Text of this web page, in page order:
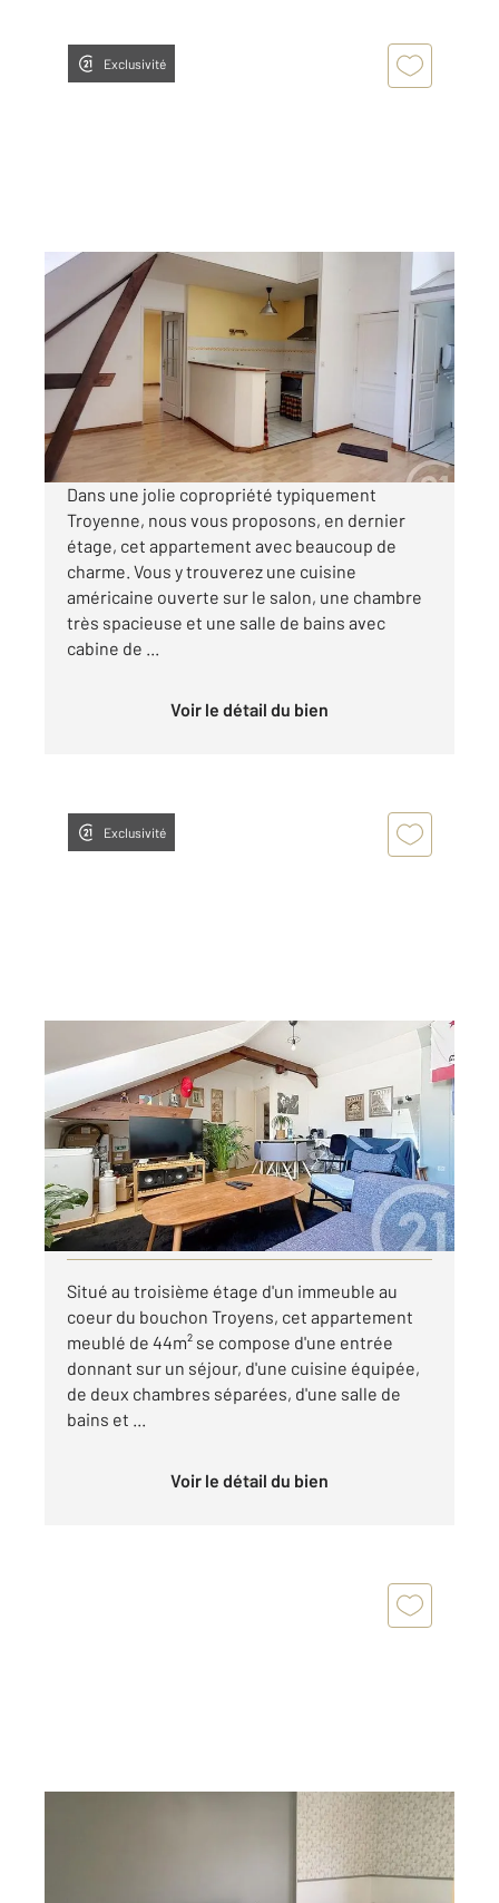
Exclusivité
TROYES 10
45 m2, 2 pièces
Ref : 72111
Appartement F2 à louer
500 €
par mois charges comprises
Dans une jolie copropriété typiquement
Troyenne, nous vous proposons, en dernier
étage, cet appartement avec beaucoup de
charme. Vous y trouverez une cuisine
américaine ouverte sur le salon, une chambre
très spacieuse et une salle de bains avec
cabine de ...
Voir le détail du bien
Exclusivité
TROYES 10
44 m
, 3 pièces
Ref : 71710
Appartement F3 à louer
550 €
par mois charges comprises
Visiter le site dédié
Situé au troisième étage d'un immeuble au
coeur du bouchon Troyens, cet appartement
meublé de 44m² se compose d'une entrée
donnant sur un séjour, d'une cuisine équipée,
de deux chambres séparées, d'une salle de
bains et ...
Voir le détail du bien